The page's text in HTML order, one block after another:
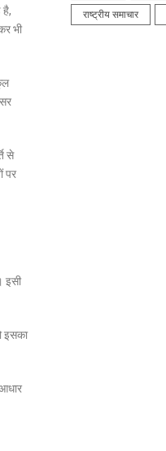
है,
भी
से
पर
इसी
इसका
राष्ट्रीय समाचार